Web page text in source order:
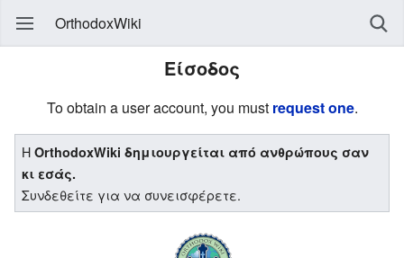
OrthodoxWiki
Είσοδος
To obtain a user account, you must request one.
ΗOrthodoxWiki δημιουργείται από ανθρώπους σαν
κι εσάς.
Συνδεθείτε για να συνεισφέρετε.